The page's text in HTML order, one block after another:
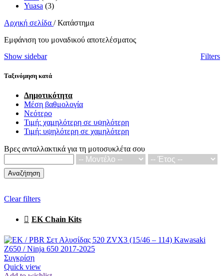
Yuasa (3)
Αρχική σελίδα / Κατάστημα
Εμφάνιση του μοναδικού αποτελέσματος
Show sidebar
Filters
Ταξινόμηση κατά
Δημοτικότητα
Μέση βαθμολογία
Νεότερο
Τιμή: χαμηλότερη σε υψηλότερη
Τιμή: υψηλότερη σε χαμηλότερη
Βρες ανταλλακτικά για τη μοτοσυκλέτα σου
Αναζήτηση
Clear filters
EK Chain Kits
Συγκρίση
Quick view